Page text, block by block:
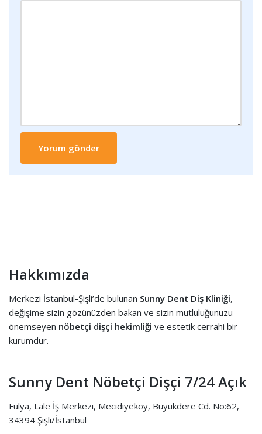
Hakkımızda
Merkezi İstanbul-Şişli’de bulunan Sunny Dent Diş Kliniği,
değişime sizin gözünüzden bakan ve sizin mutluluğunuzu
önemseyen nöbetçi dişçi hekimliği ve estetik cerrahi bir
kurumdur.
Sunny Dent Nöbetçi Dişçi 7/24 Açık
Fulya, Lale İş Merkezi, Mecidiyeköy, Büyükdere Cd. No:62,
34394 Şişli/İstanbul